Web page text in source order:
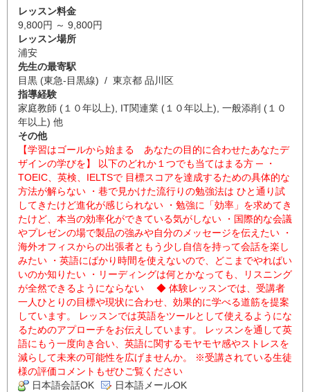
レッスン料金
9,800円 ～ 9,800円
レッスン場所
浦安
先生の最寄駅
目黒 (東急-目黒線) / 東京都 品川区
指導経験
家庭教師 (１０年以上), IT関連業 (１０年以上), 一般添削 (１０
年以上) 他
その他
【学習はゴールから始まる あなたの目的に合わせたあなたデ
ザインの学びを】 以下のどれか１つでも当てはまる方 ─ ・
TOEIC、英検、IELTSで 目標スコアを達成するための具体的な
方法が解らない ・巷で見かけた流行りの勉強法は ひと通り試
してきたけど進化が感じられない ・勉強に「効率」を求めてき
たけど、本当の効率化ができている気がしない ・国際的な会議
やプレゼンの場で製品の強みや自分のメッセージを伝えたい ・
海外オフィスからの出張者ともう少し自信を持って会話を楽し
みたい ・英語にばかり時間を使えないので、どこまでやればい
いのか知りたい ・リーディングは何とかなっても、リスニング
が全然できるようにならない ◆ 体験レッスンでは、受講者
一人ひとりの目標や現状に合わせ、効果的に学べる道筋を提案
しています。 レッスンでは英語をツールとして使えるようにな
るためのアプローチをお伝えしています。 レッスンを通して英
語にもう一度向き合い、英語に関するモヤモヤ感やストレスを
減らして未来の可能性を広げませんか。 ※受講されている生徒
様の評価コメントもぜひご覧ください
日本語会話OK
日本語メールOK